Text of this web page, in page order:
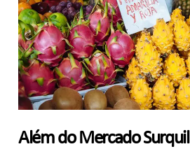
Além do Mercado